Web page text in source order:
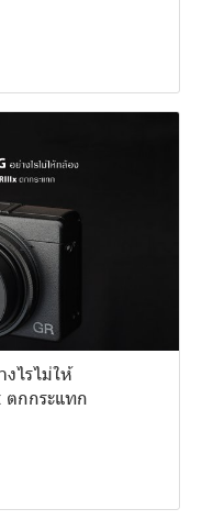
งไรไม่ให้
ตกกระแทก